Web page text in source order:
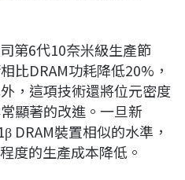
第6代10奈米級生產節
比DRAM功耗降低20%，
，這項技術還將位元密度
顯著的改進。一旦新
DRAM裝置相似的水準，
度的生產成本降低。